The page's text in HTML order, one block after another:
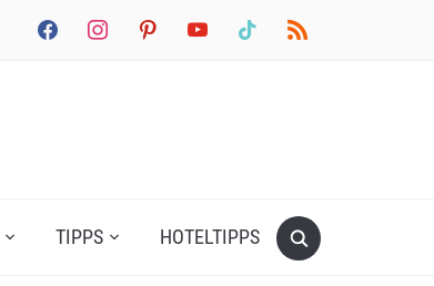
facebookinstagrampinterestyoutube tiktok rss
TIPPS HOTELTIPPS